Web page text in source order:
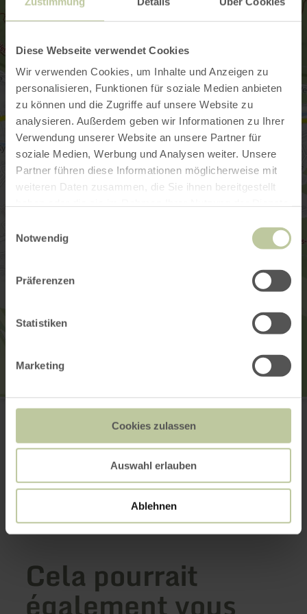
Diese Webseite verwendet Cookies
Wir verwenden Cookies, um Inhalte und Anzeigen zu
personalisieren, Funktionen für soziale Medien anbieten
zu können und die Zugriffe auf unsere Website zu
analysieren. Außerdem geben wir Informationen zu Ihrer
Verwendung unserer Website an unsere Partner für
soziale Medien, Werbung und Analysen weiter. Unsere
Partner führen diese Informationen möglicherweise mit
weiteren Daten zusammen, die Sie ihnen bereitgestellt
Notwendig
Präferenzen
Statistiken
Marketing
Cookies zulassen
Auswahl erlauben
Ablehnen
Löwenburg Gerolstein
+49 6591 13-3000
Afficher sur la carte
Cela pourrait